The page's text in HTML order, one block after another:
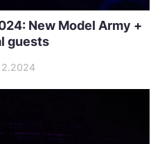
New Model Army +
guests